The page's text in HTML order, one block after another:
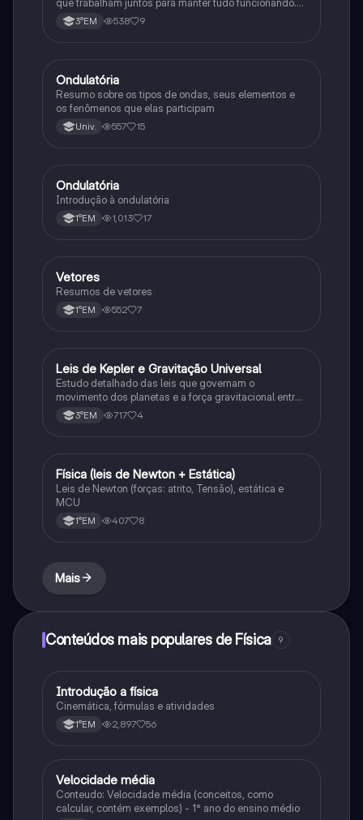
Tem inteligência, se comunica de várias formas e
consegue se adaptar a diferentes situações.
3°EM 538 9
Física
Ondulatória
Resumo sobre os tipos de ondas, seus elementos e
os fenômenos que elas participam
Univ. 557 15
Física
Ondulatória
Introdução à ondulatória
1°EM 1,013 17
Física
Vetores
Resumos de vetores
1°EM 552 7
Ciência
Leis de Kepler e Gravitação Universal
Estudo detalhado das leis que governam o
movimento dos planetas e a força gravitacional entre
corpos3°EM 717 4
Física
Física (leis de Newton + Estática)
Leis de Newton (forças: atrito, Tensão), estática e
MCU
1°EM 407 8
Mais
Conteúdos mais populares de Física 9
Física
Introdução a física
Cinemática, fórmulas e atividades
1°EM 2,897 56
Física
Velocidade média
Conteudo: Velocidade média (conceitos, como
calcular, contém exemplos) - 1° ano do ensino médio